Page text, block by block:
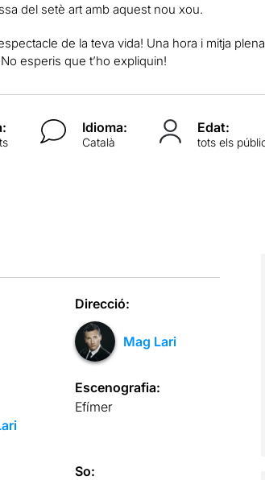
del setè art amb aquest nou xou.
de la teva vida! Una hora i mitja
esperis que t’ho expliquin!
Idioma:
Català
Edat:
tots els
Direcció:
Mag Lari
Escenografia:
Efímer
So: